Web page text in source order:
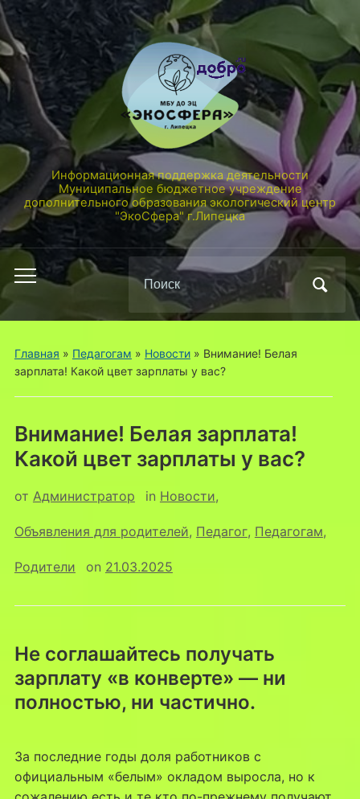
Информационная поддержка деятельности
Муниципальное бюджетное учреждение
дополнительного образования экологический центр
"ЭкоСфера" г.Липецка
Переключить
меню
Поиск
по:
Главная » Педагогам » Новости» Внимание! Белая
зарплата! Какой цвет зарплаты у вас?
Внимание! Белая зарплата!
Какой цвет зарплаты у вас?
от Администратор in Новости,
Объявления для родителей, Педагог, Педагогам,
Родители on 21.03.2025
Не соглашайтесь получать
зарплату «в конверте» — ни
полностью, ни частично.
За последние годы доля работников с
официальным «белым» окладом выросла, но к